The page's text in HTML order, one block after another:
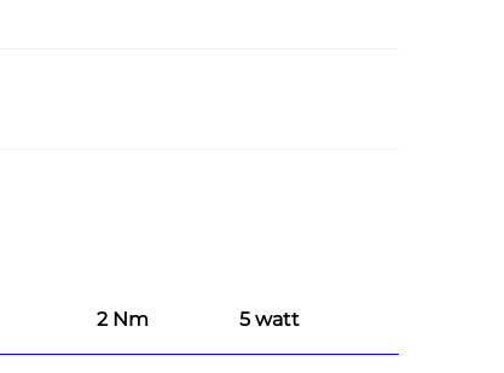
2 Nm 5 watt